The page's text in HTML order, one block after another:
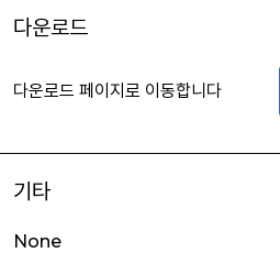
다운로드
다운로드 페이지로 이동합니다
기타
None